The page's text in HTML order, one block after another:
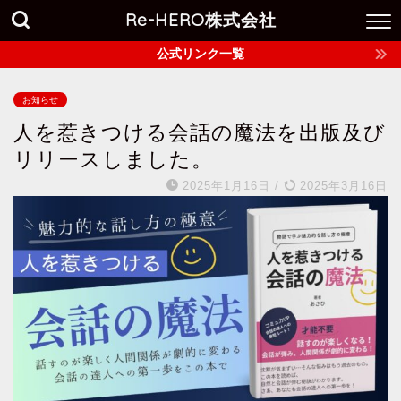
Re-HERO株式会社
公式リンク一覧
お知らせ
人を惹きつける会話の魔法を出版及び
リリースしました。
2025年1月16日 / 2025年3月16日